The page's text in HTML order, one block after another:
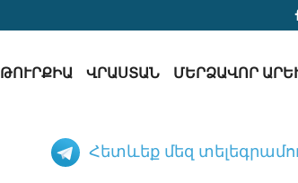
ԹՈՒՐՔԻԱ ՎՐԱՍՏԱՆ ՄԵՐՁԱՎՈՐ
Հետևեք մեզ